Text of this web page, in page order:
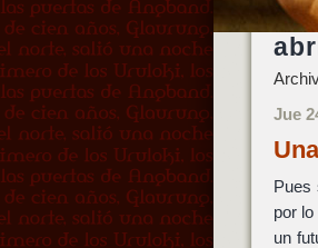
Jue
Pues
por
un